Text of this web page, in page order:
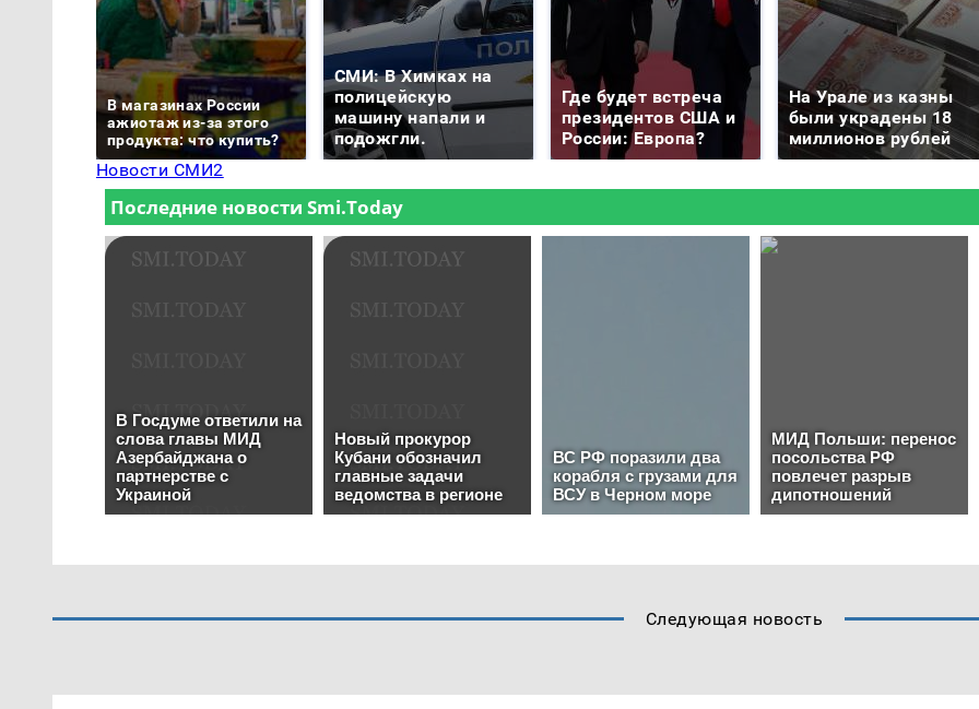
В магазинах России
ажиотаж из-за этого
продукта: что купить?
СМИ: В Химках на
полицейскую
машину напали и
подожгли.
Где будет встреча
президентов США и
России: Европа?
На Урале из казны
были украдены 18
миллионов рублей
Новости СМИ2
Следующая новость